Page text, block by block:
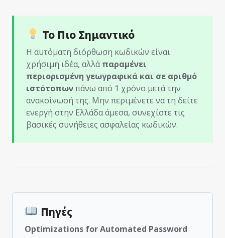
Το Πιο Σημαντικό
Η αυτόματη διόρθωση κωδικών είναι
χρήσιμη ιδέα, αλλάπαραμένει
περιορισμένη γεωγραφικά και σε αριθμό
ιστότοπωνπάνω από 1 χρόνο μετά την
ανακοίνωσή της. Μην περιμένετε να τη δείτε
ενεργή στην Ελλάδα άμεσα, συνεχίστε τις
βασικές συνήθειες ασφαλείας κωδικών.
Πηγές
Optimizations for Automated Password